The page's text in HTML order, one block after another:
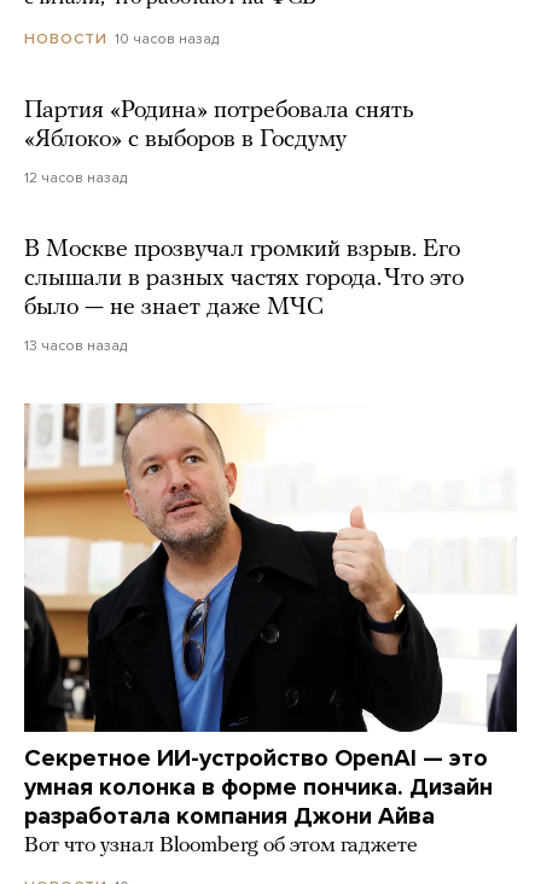
НОВОСТИ 10 часов назад
Партия «Родина» потребовала снять
«Яблоко» с выборов в Госдуму
12 часов назад
В Москве прозвучал громкий взрыв. Его
слышали в разных частях города. Что это
было — не знает даже МЧС
13 часов назад
Секретное ИИ-устройство OpenAI — это
умная колонка в форме пончика. Дизайн
разработала компания Джони Айва
Вот что узнал Bloomberg об этом гаджете